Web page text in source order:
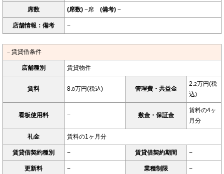
席数 (席数) −席 (備考) −
店舗情報：備考 −
－賃貸借条件
店舗種別 賃貸物件
賃料 8.8万円(税込) 管理費・共益金
2.2万円(税
込)
看板使用料 − 敷金・保証金
賃料の4ヶ
月分
礼金 賃料の1ヶ月分
賃貸借契約種別 − 賃貸借契約期間 −
更新料 − 業種制限 −